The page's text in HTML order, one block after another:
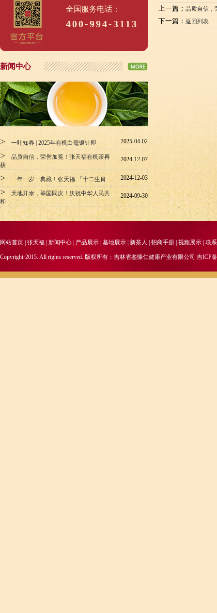
全国服务电话：
400-994-3113
新闻中心
> 一叶知春 | 2025年有机白毫银针即 2025-04-02
> 品质自信，荣誉加冕！张天福有机茶再
获
2024-12-07
> 一年一岁一典藏！张天福·「十二生肖 2024-12-03
> 天地开泰，举国同庆！庆祝中华人民共
和
2024-09-30
上一篇： 品质自信，
下一篇： 返回列表
网站首页 张天福 新闻中心 产品展示 基地展示 |新茶人| 招商手册|视频展示|联
Copyright·2015. All rights reserved. 版权所有：吉林省鉴慷仁健康产业有限公司 吉ICP